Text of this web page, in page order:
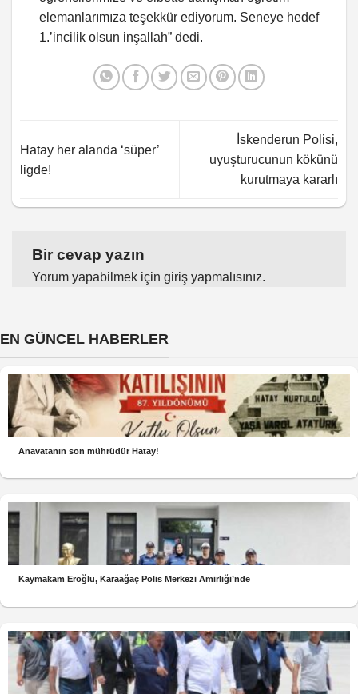
elemanlarımıza teşekkür ediyorum. Seneye hedef
1.’incilik olsun inşallah” dedi.
Hatay her alanda ‘süper’
ligde!
İskenderun Polisi,
uyuşturucunun kökünü
kurutmaya kararlı
Bir cevap yazın
Yorum yapabilmek için giriş yapmalısınız.
EN GÜNCEL HABERLER
Anavatanın son mührüdür Hatay!
Kaymakam Eroğlu, Karaağaç Polis Merkezi Amirliği’nde